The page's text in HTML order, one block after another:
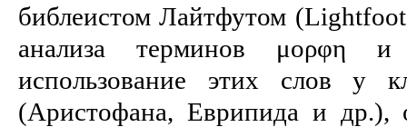
библеистом Лайтфутом
ана­лиза терминов μορφη и
использование этих слов у
(Аристофана, Еврипида и др.),